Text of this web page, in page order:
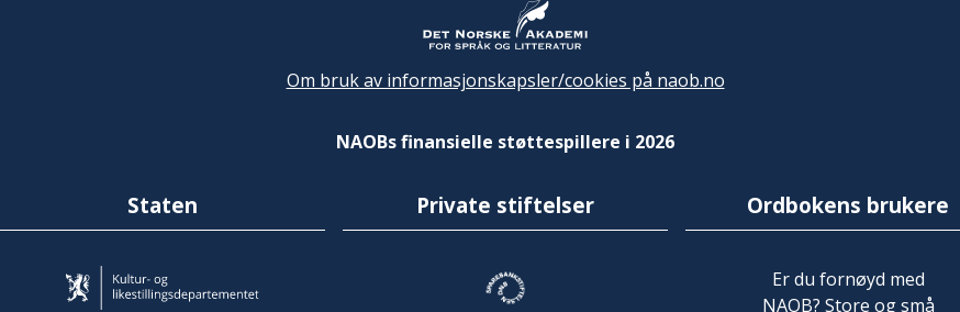
Om bruk av informasjonskapsler/cookies på naob.no
NAOBs finansielle støttespillere i 2026
Staten Private stiftelser Ordbokens brukere
Er du fornøyd med
NAOB? Store og små